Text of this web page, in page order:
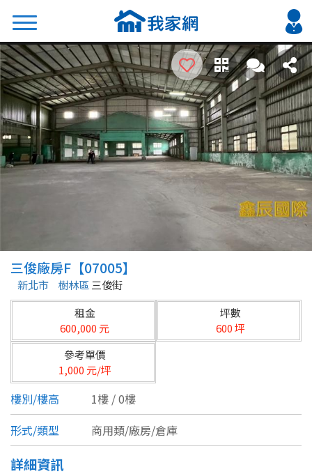
搜尋
熱門關鍵字
2026 台北降價好屋限量釋出
2026 新北降價好屋限量釋出
2026 台中降價好屋限量釋出
2026 台南降價好屋限量釋出
2026 高雄降價好屋限量釋出
縣市
不限
台北市
基隆市
新北市
宜蘭縣
桃園市
區域
類型(可複選)
不拘
三俊廠房F【07005】
新北市 樹林區 三俊街
租金
600,000 元
坪數
600 坪
參考單價
1,000 元/坪
樓別/樓高
1樓 / 0樓
形式/類型
商用類/廠房/倉庫
詳細資訊